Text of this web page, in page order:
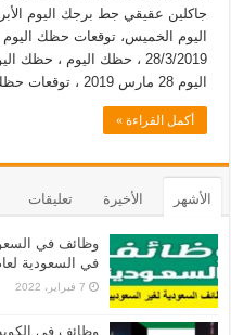
اليوم الخميس، توقعات حظك
اليوم 28 مارس 2019 ، توقعات حظك اليوم ، توقعات حظك …
أكمل القراءة »
الأشهر الأخيرة تعليقات
في السعودية لعام
7 فبراير، 2022